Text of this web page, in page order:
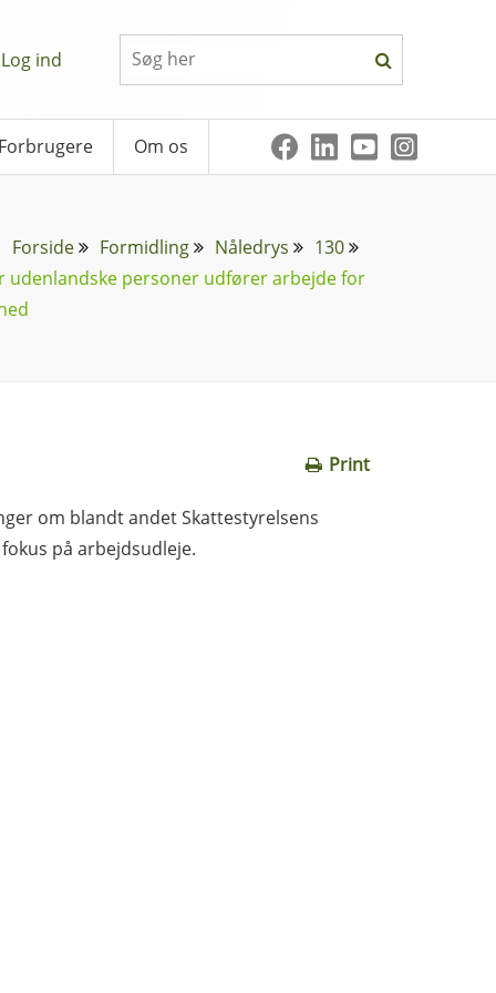
Log ind
Om os
Forside Formidling Nåledrys
130
udenlandske personer udfører arbejde for
Print
om blandt andet Skattestyrelsens
på arbejdsudleje.